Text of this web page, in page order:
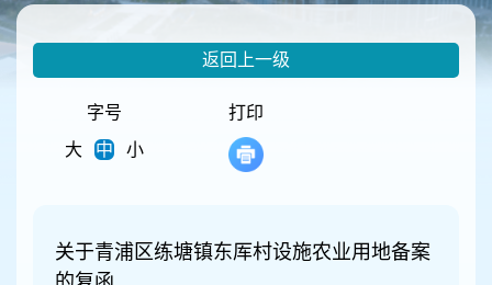
到
网
返回上一级
字号
大
中 小
打印
关于青浦区练塘镇东厍村设施农业用地备案